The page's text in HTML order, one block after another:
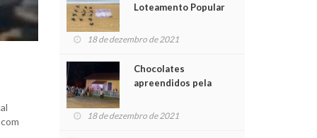
Loteamento Popular
18 de dezembro de 2021
Chocolates
apreendidos pela
para crianças na
18 de dezembro de 2021